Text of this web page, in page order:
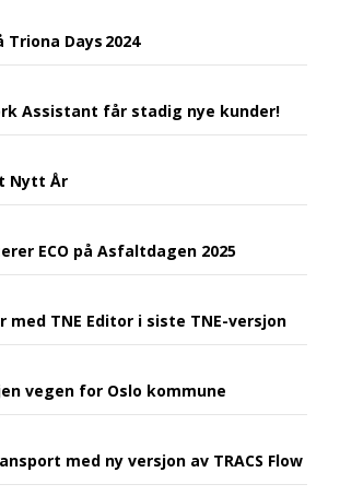
Days 2024
Assistant får stadig nye kunder!
Nytt År
ECO på Asfaltdagen 2025
med TNE Editor i siste TNE-versjon
vegen for Oslo kommune
med ny versjon av TRACS Flow